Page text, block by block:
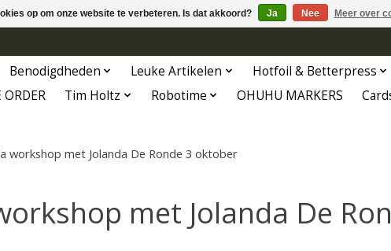
Benodigdheden Leuke Artikelen Hotfoil & Betterpress
ORDER Tim Holtz Robotime OHUHU MARKERS
workshop met Jolanda De Ronde 3 oktober
met Jolanda De
op om onze website te verbeteren. Is dat akkoord? Ja Nee Meer over